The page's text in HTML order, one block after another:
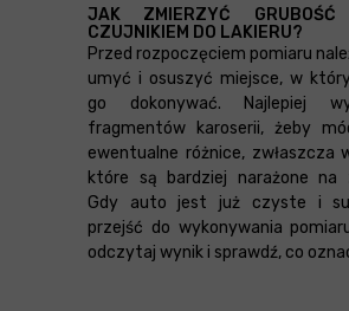
JAK ZMIERZYĆ GRUBOŚĆ
CZUJNIKIEM DO LAKIERU?
Przed rozpoczęciem pomiaru
umyć i osuszyć miejsce, w
go dokonywać. Najlepiej
fragmentów karoserii, żeby
ewentualne różnice, zwłaszcza
które są bardziej narażone na
Gdy auto jest już czyste i
przejść do wykonywania
odczytaj wynik i sprawdź, co